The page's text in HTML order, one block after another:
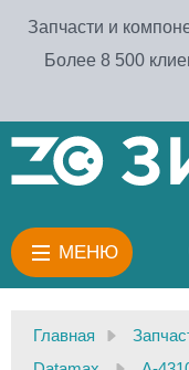
Запчасти и
Более 8 500
МЕНЮ
Главная